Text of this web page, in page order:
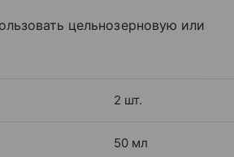
цельнозерновую или
2 шт.
50 мл